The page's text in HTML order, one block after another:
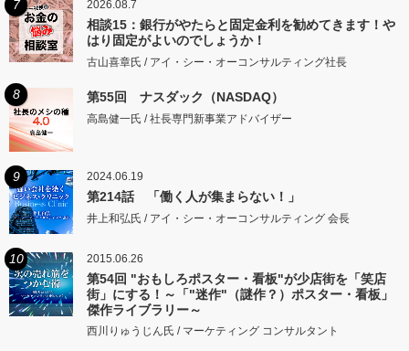
7 2026.08.7
相談15：銀行がやたらと固定金利を勧めてきます！や
はり固定がよいのでしょうか！
古山喜章氏 / アイ・シー・オーコンサルティング社長
8 第55回 ナスダック（NASDAQ）
高島健一氏 / 社長専門新事業アドバイザー
9 2024.06.19
第214話 「働く人が集まらない！」
井上和弘氏 / アイ・シー・オーコンサルティング 会長
10 2015.06.26
第54回 "おもしろポスター・看板"が少店街を「笑店
街」にする！～「"迷作"（謎作？）ポスター・看板」
傑作ライブラリー～
西川りゅうじん氏 / マーケティング コンサルタント